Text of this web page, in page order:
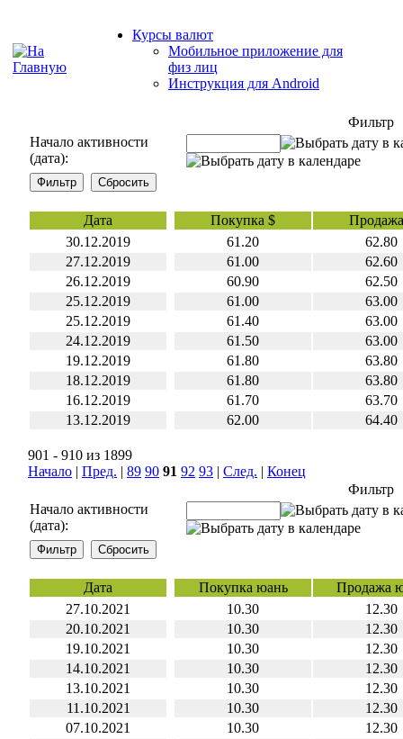
Курсы валют
Мобильное приложение для
физ лиц
Инструкция для Android
Фильтр
Начало активности
(дата):
Дата Покупка $
30.12.2019
61.20
62.80
27.12.2019
61.00
62.60
26.12.2019
60.90
62.50
25.12.2019
61.00
63.00
25.12.2019
61.40
63.00
24.12.2019
61.50
63.00
19.12.2019
61.80
63.80
18.12.2019
61.80
63.80
16.12.2019
61.70
63.70
13.12.2019
62.00 64.40
901 - 910 из 1899
Начало | Пред. | 89 90 91 92 93 | След. | Конец
Фильтр
Начало активности
(дата):
Дата Покупка юань
Продажа
27.10.2021
10.30
12.30
20.10.2021
10.30
12.30
19.10.2021
10.30
12.30
14.10.2021
10.30
12.30
13.10.2021
10.30
12.30
11.10.2021
10.30
12.30
07.10.2021
10.30
12.30